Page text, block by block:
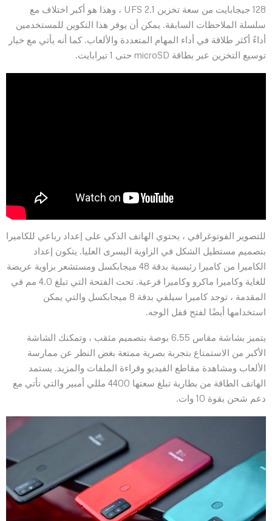
128 جيجابايت من سعة تخزين UFS 2.1 ، وهذا هو أكبر اختلاف مع
سلسلة الملاحظات السابقة. يمكن أن يوفر هذا التكوين للمستخدمين
أداءً أكثر طلاقة في أداء المهام المتعددة والألعاب. كما أنه يأتي مع خيار
توسيع التخزين عبر بطاقة microSD حتى 1 تيرابايت.
للتصوير الفوتوغرافي ، يحتوي الهاتف الذكي على إعداد رباعي للكاميرا
بتصميم مستطيل الشكل في الزاوية اليسرى العليا. يتكون إعداد
الكاميرا من كاميرا رئيسية بدقة 48 ميجابكسل ومستشعر بزاوية عريضة
للغاية وكاميرا ماكرو وكاميرا فرعية. تحت الفتحة التي تبلغ 4.0 مم في
المقدمة ، توجد كاميرا سيلفي بدقة 8 ميجابكسل والتي يمكن
استخدامها أيضًا لفتح قفل الوجه.
يتميز بشاشة مقاس 6.55 بوصة بتصميم مثقب ، وتمكنك الشاشة
الأكبر من الاستمتاع بتجربة بصرية ممتعة بغض النظر عن ممارسة
الألعاب ومشاهدة مقاطع الفيديو وقراءة الملفات والمزيد. يستمد
الهاتف الطاقة من بطارية تبلغ سعتها 4400 مللي أمبير والتي تأتي مع
دعم شحن بقوة 10 وات.